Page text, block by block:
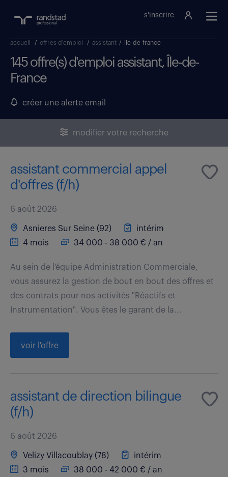
s'inscrire
accueil / offres d'emploi / assistant / ile-de-france
145 offre(s) d'emploi assistant, Île-de-
France
créer une alerte email
modifier votre recherche
assistant commercial appel
d'offres (f/h)
6 août 2026
Asnieres Sur Seine (92)
intérim
4 mois
34 000 - 38 000 € / an
Au sein de l'équipe Administration Commerciale,
vous assurez la gestion de bout en bout des offres et
des contrats pour nos activités "Réactifs et
Instrumentation". Vous êtes le garant de la...
voir l'offre
assistant de direction bilingue
(f/h)
6 août 2026
Velizy Villacoublay (78)
intérim
3 mois
38 000 - 42 000 € / an